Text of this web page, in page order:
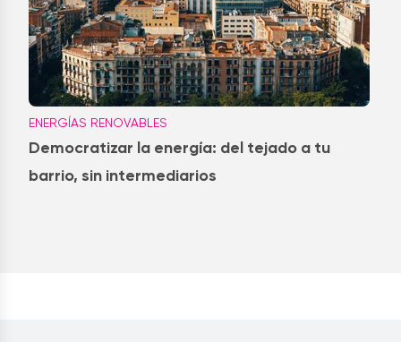
ENERGÍAS RENOVABLES
Democratizar la energía: del tejado a tu
barrio, sin intermediarios